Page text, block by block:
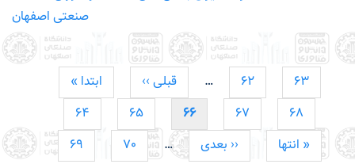
صنعتی اصفهان
Pagination
First
page
« ابتدا
Previous
page
‹‹ قبلی … صفحه
62 صفحه
63
صفحه
64 صفحه
65
صفحه
جاری
66 صفحه
67 صفحه
68
صفحه
69 صفحه
70 …
Next بعدی ››
Last انتها »